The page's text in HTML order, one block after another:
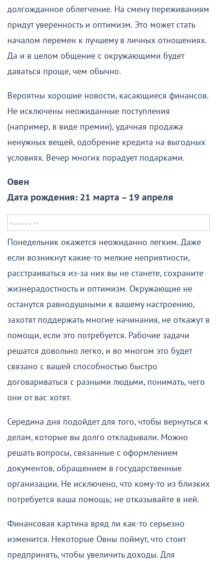
долгожданное облегчение. На смену переживаниям
придут уверенность и оптимизм. Это может стать
началом перемен к лучшему в личных отношениях.
Да и в целом общение с окружающими будет
даваться проще, чем обычно.
Вероятны хорошие новости, касающиеся финансов.
Не исключены неожиданные поступления
(например, в виде премии), удачная продажа
ненужных вещей, одобрение кредита на выгодных
условиях. Вечер многих порадует подарками.
Овен
Дата рождения: 21 марта – 19 апреля
Понедельник окажется неожиданно легким. Даже
если возникнут какие-то мелкие неприятности,
расстраиваться из-за них вы не станете, сохраните
жизнерадостность и оптимизм. Окружающие не
останутся равнодушными к вашему настроению,
захотят поддержать многие начинания, не откажут в
помощи, если это потребуется. Рабочие задачи
решатся довольно легко, и во многом это будет
связано с вашей способностью быстро
договариваться с разными людьми, понимать, чего
они от вас хотят.
Середина дня подойдет для того, чтобы вернуться к
делам, которые вы долго откладывали. Можно
решать вопросы, связанные с оформлением
документов, обращением в государственные
организации. Не исключено, что кому-то из близких
потребуется ваша помощь; не отказывайте в ней.
Финансовая картина вряд ли как-то серьезно
изменится. Некоторые Овны поймут, что стоит
предпринять, чтобы увеличить доходы. Для